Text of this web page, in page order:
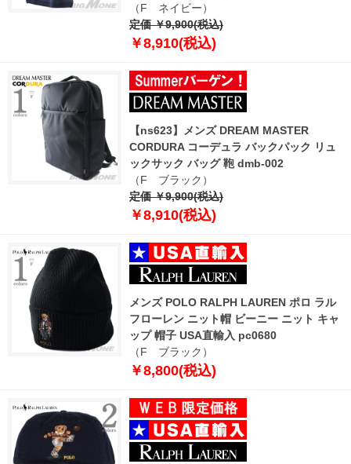
（F ネイビー）
定価 ￥9,900(税込)
￥8,910(税込)
【ns623】メンズ DREAM MASTER
CORDURA コーデュラ バックパック リュ
ックサック バッグ 鞄 dmb-002
（F ブラック）
定価 ￥9,900(税込)
￥8,910(税込)
メンズ POLO RALPH LAUREN ポロ ラル
フローレン ニット帽 ビーニー ニット キャ
ップ 帽子 USA直輸入 pc0680
（F ブラック）
￥8,800(税込)